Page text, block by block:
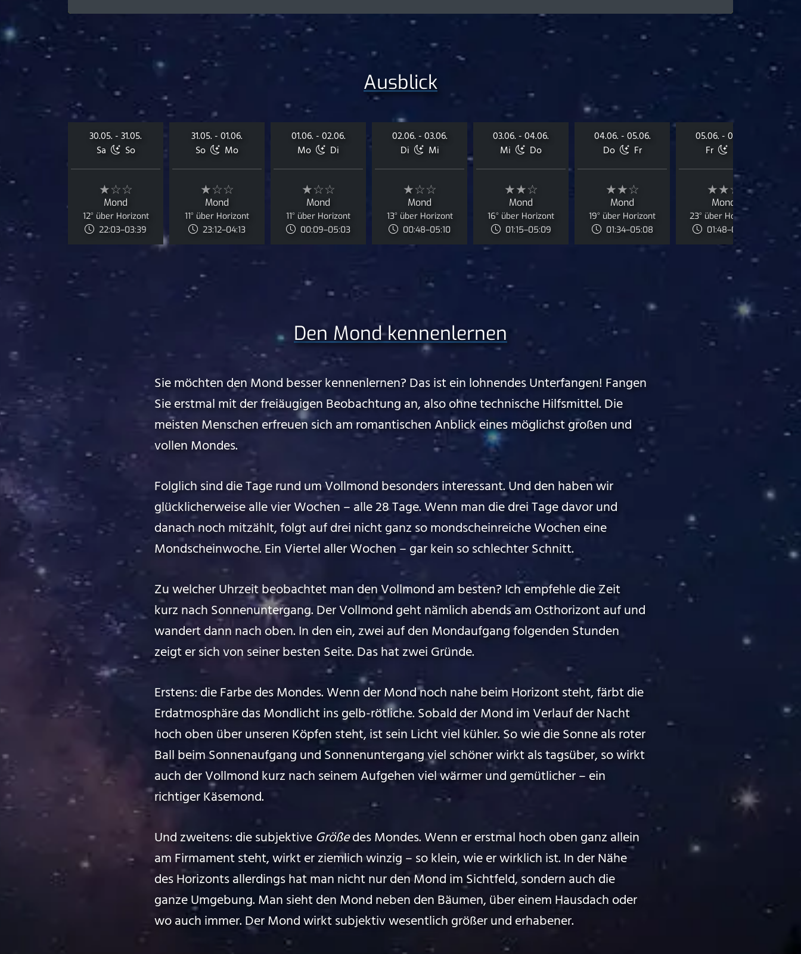
Ausblick
30.05. - 31.05.
Sa
So
★☆☆
Mond
12° über Horizont
22:03–03:39
31.05. - 01.06.
So
Mo
★☆☆
Mond
11° über Horizont
23:12–04:13
01.06. - 02.06.
Mo
Di
★☆☆
Mond
11° über Horizont
00:09–05:03
02.06. - 03.06.
Di
Mi
★☆☆
Mond
13° über Horizont
00:48–05:10
03.06. - 04.06.
Mi
Do
★★☆
Mond
16° über Horizont
01:15–05:09
04.06. - 05.06.
Do
Fr
★★☆
Mond
19° über Horizont
01:34–05:08
05.06. - 06.06.
Fr
★★☆
Mond
23° über Horizont
01:48–05:08
Den Mond kennenlernen
Sie möchten den Mond besser kennenlernen? Das ist ein lohnendes Unterfangen! Fangen
Sie erstmal mit der freiäugigen Beobachtung an, also ohne technische Hilfsmittel. Die
meisten Menschen erfreuen sich am romantischen Anblick eines möglichst großen und
vollen Mondes.
Folglich sind die Tage rund um Vollmond besonders interessant. Und den haben wir
glücklicherweise alle vier Wochen – alle 28 Tage. Wenn man die drei Tage davor und
danach noch mitzählt, folgt auf drei nicht ganz so mondscheinreiche Wochen eine
Mondscheinwoche. Ein Viertel aller Wochen – gar kein so schlechter Schnitt.
Zu welcher Uhrzeit beobachtet man den Vollmond am besten? Ich empfehle die Zeit
kurz nach Sonnenuntergang. Der Vollmond geht nämlich abends am Osthorizont auf und
wandert dann nach oben. In den ein, zwei auf den Mondaufgang folgenden Stunden
zeigt er sich von seiner besten Seite. Das hat zwei Gründe.
Erstens: die Farbe des Mondes. Wenn der Mond noch nahe beim Horizont steht, färbt die
Erdatmosphäre das Mondlicht ins gelb-rötliche. Sobald der Mond im Verlauf der Nacht
hoch oben über unseren Köpfen steht, ist sein Licht viel kühler. So wie die Sonne als roter
Ball beim Sonnenaufgang und Sonnenuntergang viel schöner wirkt als tagsüber, so wirkt
auch der Vollmond kurz nach seinem Aufgehen viel wärmer und gemütlicher – ein
richtiger Käsemond.
Und zweitens: die subjektive Größedes Mondes. Wenn er erstmal hoch oben ganz allein
am Firmament steht, wirkt er ziemlich winzig – so klein, wie er wirklich ist. In der Nähe
des Horizonts allerdings hat man nicht nur den Mond im Sichtfeld, sondern auch die
ganze Umgebung. Man sieht den Mond neben den Bäumen, über einem Hausdach oder
wo auch immer. Der Mond wirkt subjektiv wesentlich größer und erhabener.